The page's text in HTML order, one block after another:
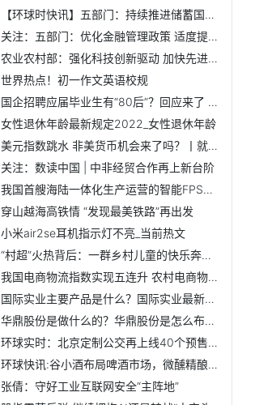
【环球时快讯】五部门：持续推进储蓄国债下乡 丰富适合农村...
关注：五部门：优化金融管理政策 适度提高涉农贷款风险容忍度
农业农村部：强化科技创新驱动 加快先进技术装备转化应用 ...
世界热点！初一作文英语校规
国企招聘应届毕业生有“80后”？回应来了 全球短讯
女性退休年龄最新规定2022_女性退休年龄
美元指数跳水 非美货币机会来了吗？丨就市论市
关注：数读中国 | 中非经贸合作再上新台阶
我国首艘海陆一体化生产运营的智能FPSO“海洋石油123”交付
穿山越海高铁情 “发现最美铁路”再出发
小米air2se耳机指示灯不亮_当前热文
“村超”火热背后：一群乡村儿童的快乐奔跑-全球要闻
我国电商物流指数实现五连升 农村电商物流业务量大幅增长 ...
国际实业主要产品是什么？国际实业最新股票行情分析介绍
华鼎股份是做什么的？华鼎股份是怎么布局业务的？
环球实时：北京定制公交再上线40个预售班次，涉及通州九棵树...
环球快讯:谷小酒布局啤酒市场，微醺精酿白啤上线
张倩：守好工业互联网安全“主阵地”